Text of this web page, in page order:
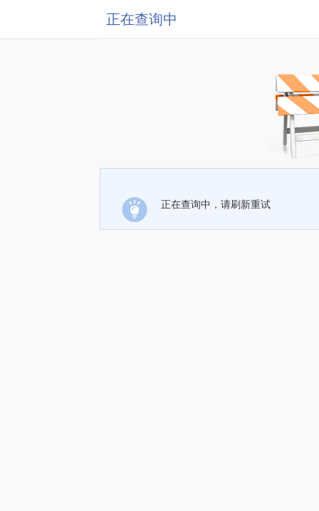
正在查询中
正在查询中，请刷新重试